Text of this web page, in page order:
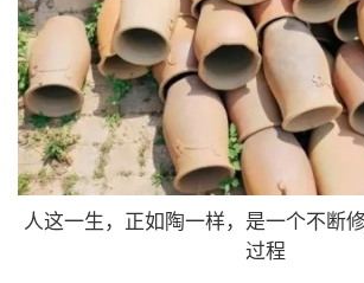
人这一生，正如陶一样，是一个不断
过程